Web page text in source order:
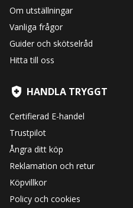
Om utställningar
Vanliga frågor
Guider och skötselråd
Hitta till oss
HANDLA TRYGGT
Certifierad E-handel
Trustpilot
Ångra ditt köp
Reklamation och retur
Köpvillkor
Policy och cookies